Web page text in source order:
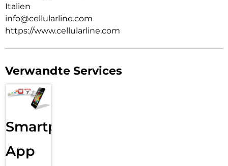
Italien
info@cellularline.com
https://www.cellularline.com
Verwandte Services
Smartphone
App